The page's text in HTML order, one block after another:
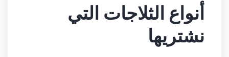
أنواع الثلاجات التي
نشتريها